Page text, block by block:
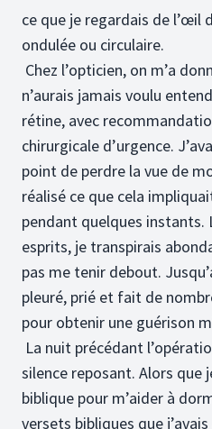
ce que je regardais de l’œil
ondulée ou circulaire.
Chez l’opticien, on m’a
n’aurais jamais voulu
rétine, avec
chirurgicale d’urgence.
point de perdre la vue de
réalisé ce que cela
pendant quelques instants.
esprits, je transpirais
pas me tenir debout.
pleuré, prié et fait de
pour obtenir une guérison
La nuit précédant
silence reposant. Alors que
biblique pour m’aider à
versets bibliques que